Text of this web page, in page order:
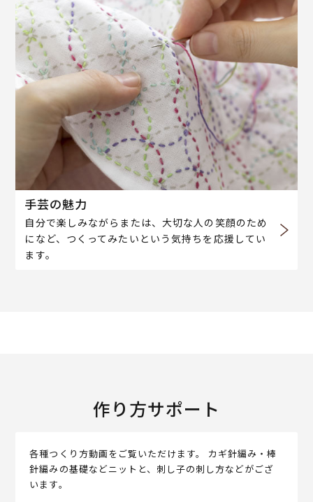
手芸の魅力
自分で楽しみながらまたは、大切な人の笑顔のため
になど、つくってみたいという気持ちを応援してい
ます。
作り方サポート
各種つくり方動画をご覧いただけます。 カギ針編み・棒
針編みの基礎などニットと、刺し子の刺し方などがござ
います。